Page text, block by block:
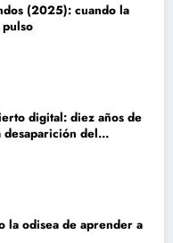
(2025): cuando la
digital: diez años de
desaparición del
la odisea de aprender a